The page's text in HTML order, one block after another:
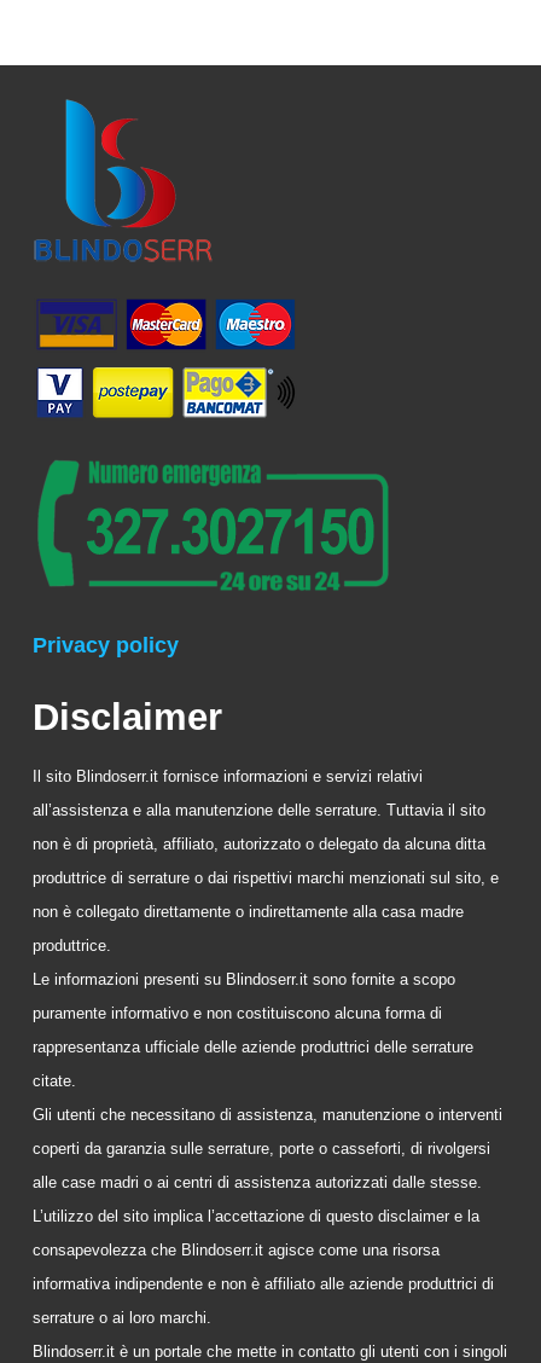
Privacy policy
Disclaimer
Il sito Blindoserr.it fornisce informazioni e servizi relativi
all’assistenza e alla manutenzione delle serrature. Tuttavia il sito
non è di proprietà, affiliato, autorizzato o delegato da alcuna ditta
produttrice di serrature o dai rispettivi marchi menzionati sul sito, e
non è collegato direttamente o indirettamente alla casa madre
produttrice.
Le informazioni presenti su Blindoserr.it sono fornite a scopo
puramente informativo e non costituiscono alcuna forma di
rappresentanza ufficiale delle aziende produttrici delle serrature
citate.
Gli utenti che necessitano di assistenza, manutenzione o interventi
coperti da garanzia sulle serrature, porte o casseforti, di rivolgersi
alle case madri o ai centri di assistenza autorizzati dalle stesse.
L’utilizzo del sito implica l’accettazione di questo disclaimer e la
consapevolezza che Blindoserr.it agisce come una risorsa
informativa indipendente e non è affiliato alle aziende produttrici di
serrature o ai loro marchi.
Blindoserr.it è un portale che mette in contatto gli utenti con i singoli